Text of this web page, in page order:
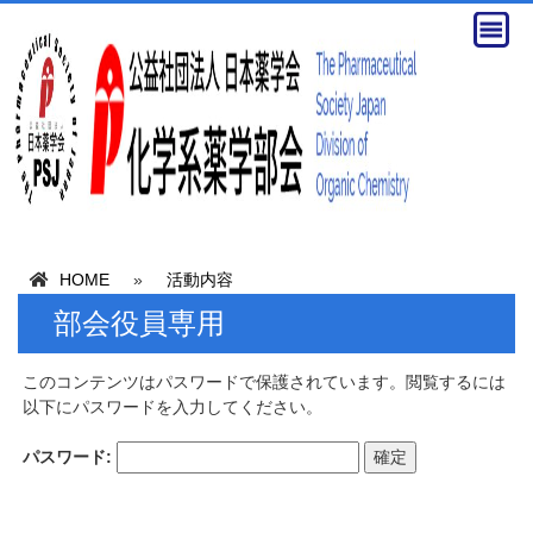
HOME » 活動内容
部会役員専用
このコンテンツはパスワードで保護されています。閲覧するには
以下にパスワードを入力してください。
パスワード: